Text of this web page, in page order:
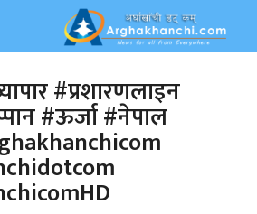
#प्रशारणलाइन
#ऊर्जा #नेपाल